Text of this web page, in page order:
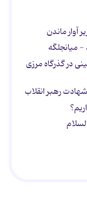
- میانجلگه
در گذرگاه مرزی
رهبر انقلاب